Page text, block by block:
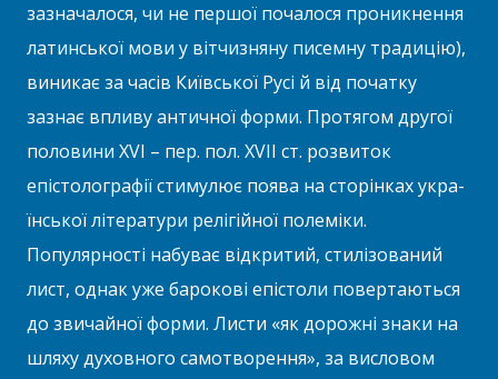
зазначалося, чи не пер­шої почалося проникнення
латинської мови у вітчизняну писемну традицію),
виникає за часів Київської Русі й від початку
зазнає впливу античної форми. Протягом другої
половини XVI – пер. пол. XVII ст. розвиток
епістолографії стимулює поява на сторінках укра­
їнської літератури релігійної полеміки.
Популярності набуває відкритий, стилізований
лист, однак уже барокові епістоли повертаються
до звичайної форми. Листи «як дорожні знаки на
шляху духовного самотворення», за висловом